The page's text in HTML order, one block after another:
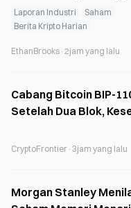
setelah Membukukan
pada Kuartal I
Laporan Industri
Saham
Berita Kripto Harian
EthanBrooks · 2jam yang lalu
Cabang Bitcoin BIP-
Setelah Dua Blok,
CryptoFrontier · 3jam yang lalu
Morgan Stanley